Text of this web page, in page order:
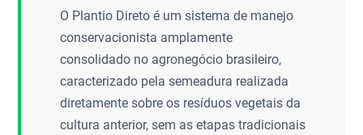
O Plantio Direto é um sistema de manejo
conservacionista amplamente
consolidado no agronegócio brasileiro,
caracterizado pela semeadura realizada
diretamente sobre os resíduos vegetais da
cultura anterior, sem as etapas tradicionais